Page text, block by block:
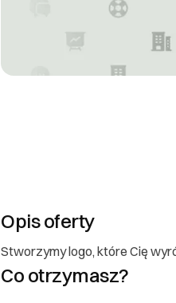
Opis oferty
Stworzymy logo, które Cię
Co otrzymasz?